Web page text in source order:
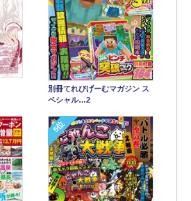
別冊てれびげーむマガジン ス
ペシャル…2
5位